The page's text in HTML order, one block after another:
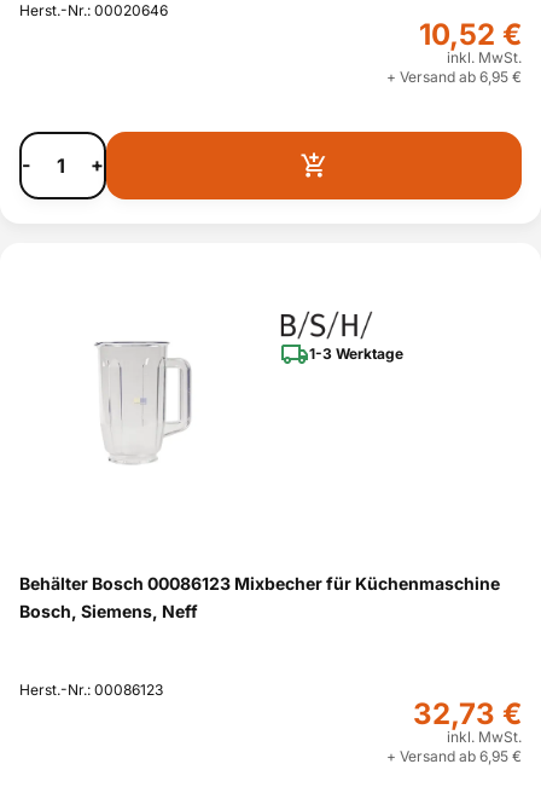
Herst.-Nr.: 00020646
10,52 €
inkl. MwSt.
+ Versand ab 6,95 €
- +
1-3 Werktage
Behälter Bosch 00086123 Mixbecher für Küchenmaschine
Bosch, Siemens, Neff
Herst.-Nr.: 00086123
32,73 €
inkl. MwSt.
+ Versand ab 6,95 €